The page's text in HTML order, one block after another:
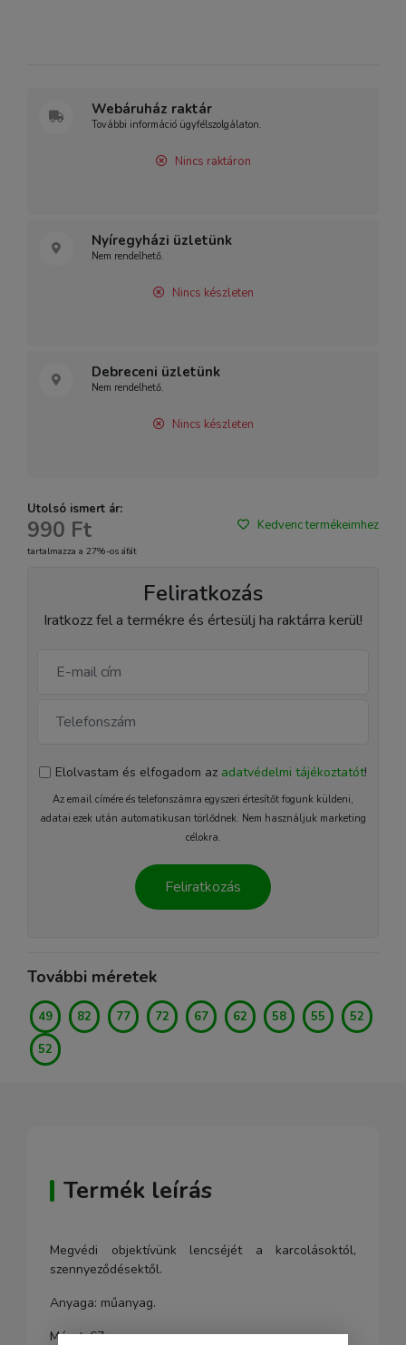
Webáruház raktár
További információ ügyfélszolgálaton.
Nincs raktáron
Nyíregyházi üzletünk
Nem rendelhető.
Nincs készleten
Debreceni üzletünk
Nem rendelhető.
Nincs készleten
Utolsó ismert ár:
990 Ft
tartalmazza a 27%-os áfát
Kedvenc termékeimhez
Feliratkozás
Iratkozz fel a termékre és értesülj ha raktárra kerül!
Elolvastam és elfogadom az adatvédelmi tájékoztatót!
Az email címére és telefonszámra egyszeri értesítőt fogunk küldeni,
adatai ezek után automatikusan törlődnek. Nem használjuk marketing
célokra.
Feliratkozás
További méretek
49 82 77 72 67 62 58 55
52
52
Termék leírás
Megvédi objektívünk lencséjét a karcolásoktól,
szennyeződésektől.
Anyaga: műanyag.
Méret: 67mm